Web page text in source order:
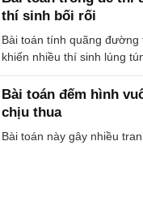
thí sinh bối rối
Bài toán tính quãng đường
khiến nhiều thí sinh lúng
Bài toán đếm hình
chịu thua
Bài toán này gây nhiều